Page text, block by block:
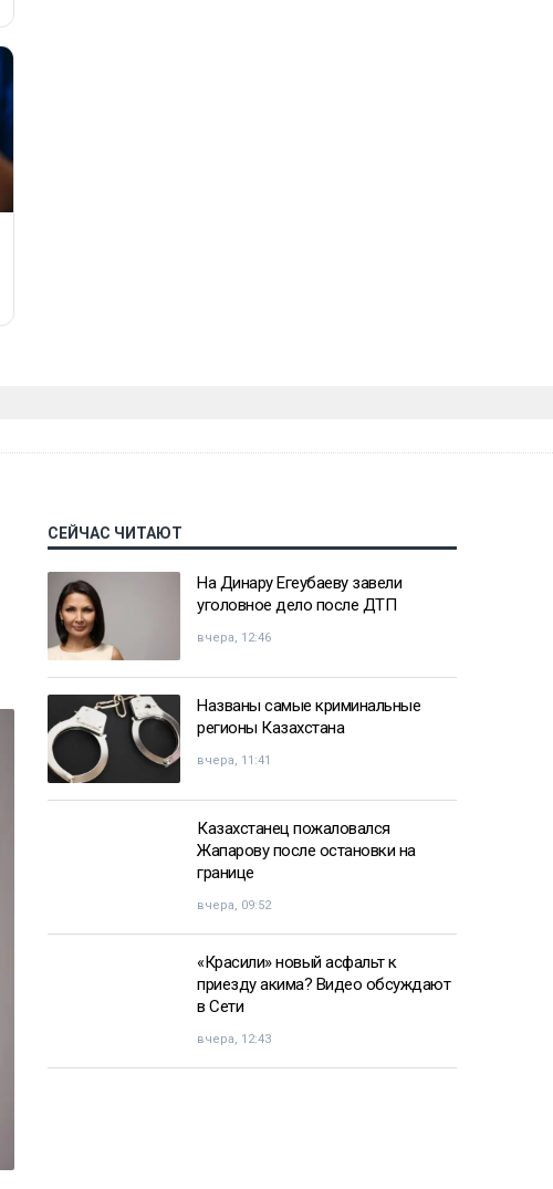
СЕЙЧАС ЧИТАЮТ
На Динару Егеубаеву завели
уголовное дело после ДТП
вчера, 12:46
Названы самые криминальные
регионы Казахстана
вчера, 11:41
Казахстанец пожаловался
Жапарову после остановки на
границе
вчера, 09:52
«Красили» новый асфальт к
приезду акима? Видео обсуждают
в Сети
вчера, 12:43